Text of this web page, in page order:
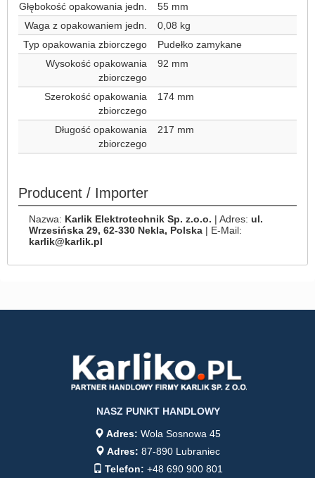
Głębokość opakowania jedn.
55 mm
Waga z opakowaniem jedn.
0,08 kg
Typ opakowania zbiorczego
Pudełko zamykane
Wysokość opakowania
zbiorczego
92 mm
Szerokość opakowania
zbiorczego
174 mm
Długość opakowania
zbiorczego
217 mm
Producent / Importer
Nazwa: Karlik Elektrotechnik Sp. z.o.o. | Adres: ul.
Wrzesińska 29, 62-330 Nekla, Polska | E-Mail:
karlik@karlik.pl
NASZ PUNKT HANDLOWY
Adres: Wola Sosnowa 45
Adres: 87-890 Lubraniec
Telefon: +48 690 900 801